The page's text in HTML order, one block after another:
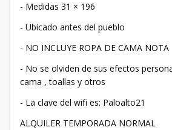
- Medidas 31 × 196
- Ubicado antes del pueblo
- NO INCLUYE ROPA DE CAMA NOTA
- No se olviden de sus efectos
cama , toallas y otros
- La clave del wifi es: Paloalto21
ALQUILER TEMPORADA NORMAL